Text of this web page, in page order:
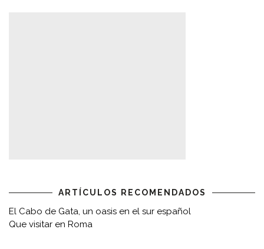
ARTÍCULOS RECOMENDADOS
El Cabo de Gata, un oasis en el sur español
Que visitar en Roma